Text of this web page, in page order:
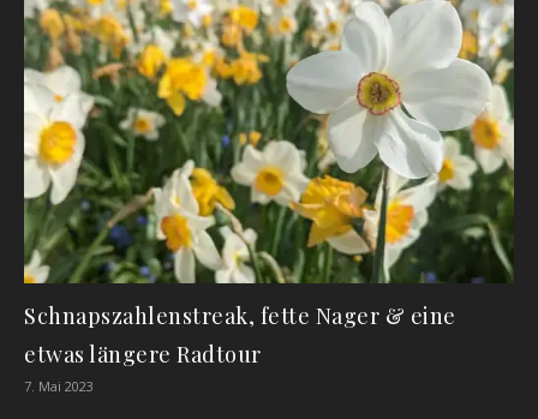
Schnapszahlenstreak, fette Nager & eine
etwas längere Radtour
7. Mai 2023